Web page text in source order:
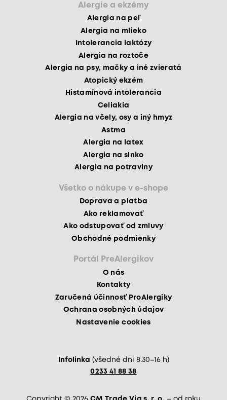
Alergie a ekzémy
Alergia na peľ
Alergia na mlieko
Intolerancia laktózy
Alergia na roztoče
Alergia na psy, mačky a iné zvieratá
Atopický ekzém
Histamínová intolerancia
Celiakia
Alergia na včely, osy a iný hmyz
Astma
Alergia na latex
Alergia na slnko
Alergia na potraviny
Všetko o nákupe v e-shope
Doprava a platba
Ako reklamovať
Ako odstupovať od zmluvy
Obchodné podmienky
Portál PreAlergikov
O nás
Kontakty
Zaručená účinnosť ProAlergiky
Ochrana osobných údajov
Nastavenie cookies
Infolinka (všedné dni 8.30–16 h)
0233 41 88 38